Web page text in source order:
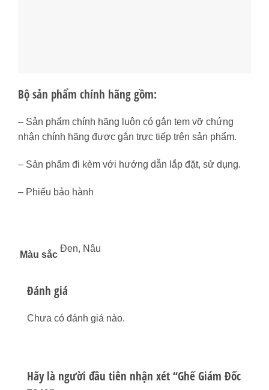
Bộ sản phẩm chính hãng gồm:
– Sản phẩm chính hãng luôn có gắn tem vỡ chứng
nhận chính hãng được gắn trực tiếp trên sản phẩm.
– Sản phẩm đi kèm với hướng dẫn lắp đặt, sử dụng.
– Phiếu bảo hành
Màu sắc
Đen, Nâu
Đánh giá
Chưa có đánh giá nào.
Hãy là người đầu tiên nhận xét “Ghế Giám Đốc